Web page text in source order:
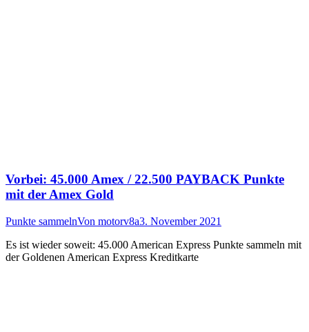
Vorbei: 45.000 Amex / 22.500 PAYBACK Punkte
mit der Amex Gold
Punkte sammelnVon motorv8a3. November 2021
Es ist wieder soweit: 45.000 American Express Punkte sammeln mit
der Goldenen American Express Kreditkarte